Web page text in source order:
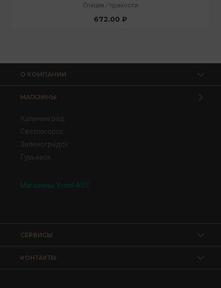
Специи / пряности
672.00 ₽
О КОМПАНИИ
МАГАЗИНЫ
Калининград
Светлогорск
Зеленоградск
Гурьевск
Магазины VomFASS
КОНТАКТЫ
СЕРВИСЫ